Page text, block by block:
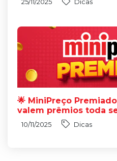
25/11/2025 Dicas
🌟 MiniPreço
valem prêmios toda
10/11/2025 Dicas